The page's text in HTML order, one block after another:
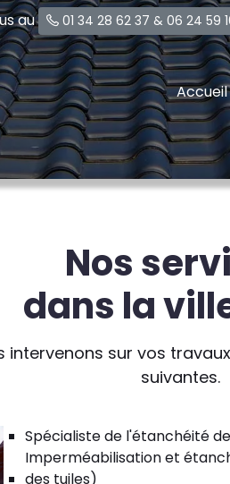
au 01 34 28 62 37 & 06 24 59
Accueil
Nos
dans la
intervenons sur vos
suivantes.
Spécialiste de l'étanchéité
Imperméabilisation et
des tuiles)